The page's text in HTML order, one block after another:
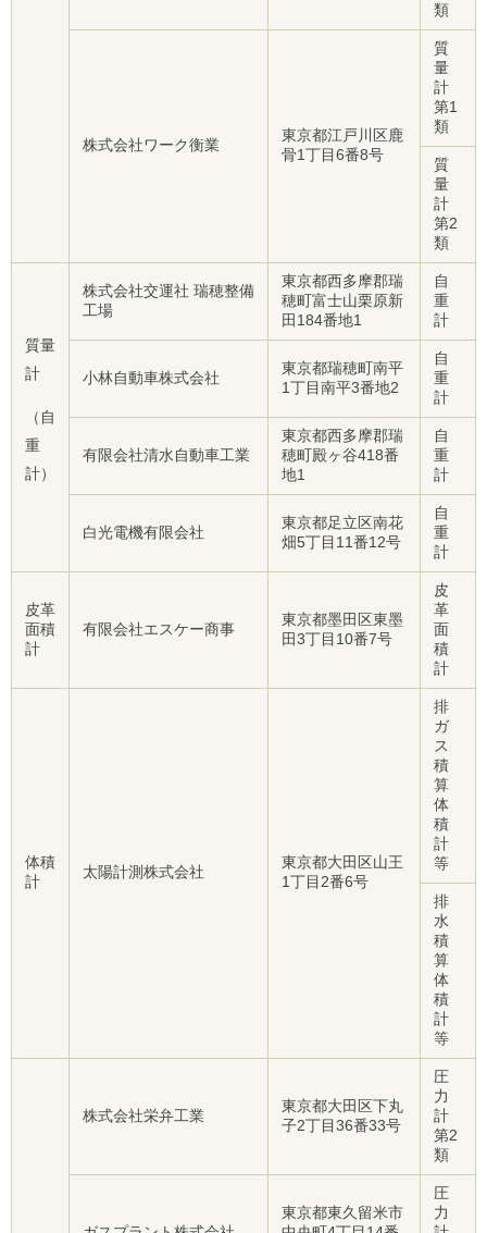
類
株式会社ワーク衡業
東京都江戸川区鹿
骨1丁目6番8号
質
量
計
第1
類
質
量
計
第2
類
質量
計
（自
重
計）
株式会社交運社 瑞穂整備
工場
東京都西多摩郡瑞
穂町富士山栗原新
田184番地1
自
重
計
小林自動車株式会社
東京都瑞穂町南平
1丁目南平3番地2
自
重
計
有限会社清水自動車工業
東京都西多摩郡瑞
穂町殿ヶ谷418番
地1
自
重
計
白光電機有限会社
東京都足立区南花
畑5丁目11番12号
自
重
計
皮革
面積
計
有限会社エスケー商事
東京都墨田区東墨
田3丁目10番7号
皮
革
面
積
計
体積
計
太陽計測株式会社
東京都大田区山王
1丁目2番6号
排
ガ
ス
積
算
体
積
計
等
排
水
積
算
体
積
計
等
株式会社栄弁工業
東京都大田区下丸
子2丁目36番33号
圧
力
計
第2
類
東京都東久留米市
圧
力